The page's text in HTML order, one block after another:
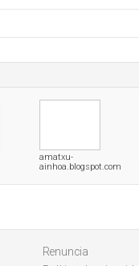
amatxu-
ainhoa.blogspot.com
Renuncia